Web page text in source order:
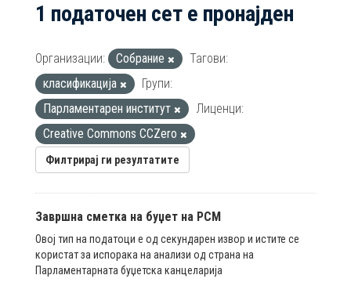
1 податочен сет е пронајден
Организации: Собрание
Тагови:
класификација
Групи:
Парламентарен институт
Лиценци:
Creative Commons CCZero
Филтрирај ги резултатите
Завршна сметка на буџет на РСМ
Овој тип на податоци е од секундарен извор и истите се
користат за испорака на анализи од страна на
Парламентарната буџетска канцеларија